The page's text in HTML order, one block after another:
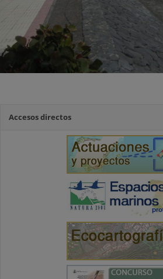
Accesos directos